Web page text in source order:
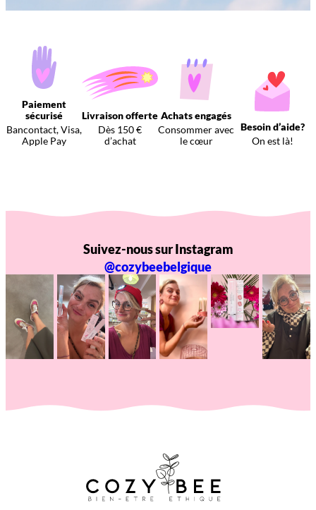
Paiement
sécurisé
Bancontact, Visa,
Apple Pay
Livraison offerte
Dès 150 €
d’achat
Achats engagés
Consommer avec
le cœur
Besoin d’aide?
On est là!
Suivez-nous sur Instagram
@cozybeebelgique